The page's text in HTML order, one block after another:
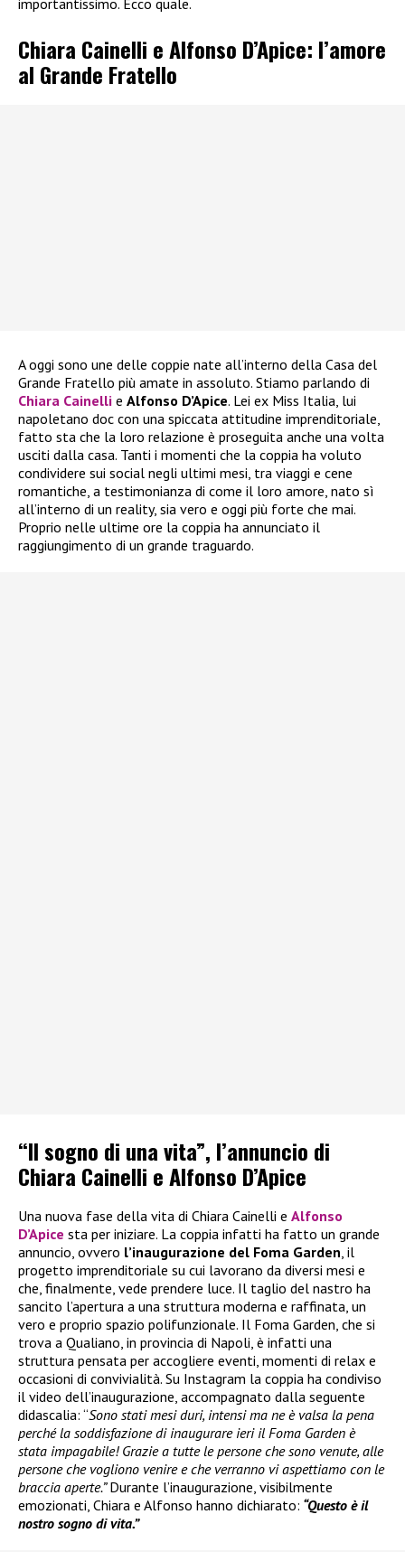
importantissimo. Ecco quale.
Chiara Cainelli e Alfonso D’Apice: l’amore
al Grande Fratello
A oggi sono une delle coppie nate all’interno della Casa del
Grande Fratello più amate in assoluto. Stiamo parlando di
Chiara Cainelli e Alfonso D’Apice. Lei ex Miss Italia, lui
napoletano doc con una spiccata attitudine imprenditoriale,
fatto sta che la loro relazione è proseguita anche una volta
usciti dalla casa. Tanti i momenti che la coppia ha voluto
condividere sui social negli ultimi mesi, tra viaggi e cene
romantiche, a testimonianza di come il loro amore, nato sì
all’interno di un reality, sia vero e oggi più forte che mai.
Proprio nelle ultime ore la coppia ha annunciato il
raggiungimento di un grande traguardo.
“Il sogno di una vita”, l’annuncio di
Chiara Cainelli e Alfonso D’Apice
Una nuova fase della vita di Chiara Cainelli e Alfonso
D’Apice sta per iniziare. La coppia infatti ha fatto un grande
annuncio, ovvero l’inaugurazione del Foma Garden, il
progetto imprenditoriale su cui lavorano da diversi mesi e
che, finalmente, vede prendere luce. Il taglio del nastro ha
sancito l’apertura a una struttura moderna e raffinata, un
vero e proprio spazio polifunzionale. Il Foma Garden, che si
trova a Qualiano, in provincia di Napoli, è infatti una
struttura pensata per accogliere eventi, momenti di relax e
occasioni di convivialità. Su Instagram la coppia ha condiviso
il video dell’inaugurazione, accompagnato dalla seguente
didascalia: “Sono stati mesi duri, intensi ma ne è valsa la pena
perché la soddisfazione di inaugurare ieri il Foma Garden è
stata impagabile! Grazie a tutte le persone che sono venute, alle
persone che vogliono venire e che verranno vi aspettiamo con le
braccia aperte.”Durante l’inaugurazione, visibilmente
emozionati, Chiara e Alfonso hanno dichiarato: “Questo è il
nostro sogno di vita.”